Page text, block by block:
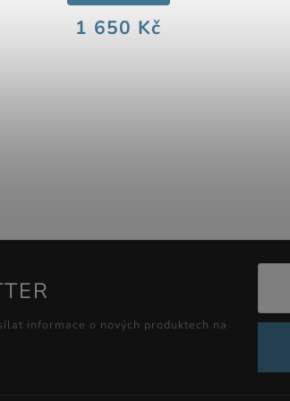
1 650 Kč
informace o nových produktech na